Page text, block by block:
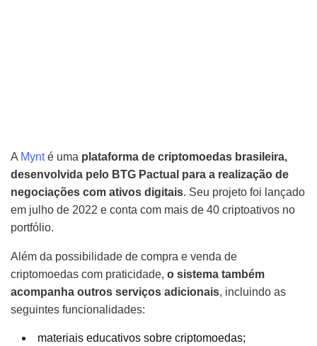
A Mynté uma plataforma de criptomoedas brasileira,
desenvolvida pelo BTG Pactual para a realização de
negociações com ativos digitais. Seu projeto foi lançado
em julho de 2022 e conta com mais de 40 criptoativos no
portfólio.
Além da possibilidade de compra e venda de
criptomoedas com praticidade, o sistema também
acompanha outros serviços adicionais, incluindo as
seguintes funcionalidades:
materiais educativos sobre criptomoedas;